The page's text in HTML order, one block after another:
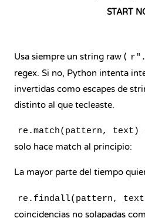
START
Usa siempre un string raw (
regex. Si no, Python intenta
invertidas como escapes de
distinto al que tecleaste.
re.match(pattern, text)
solo hace match al principio:
La mayor parte del tiempo
re.findall(pattern,
coincidencias no solapadas